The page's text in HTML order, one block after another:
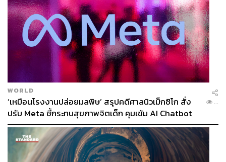
WORLD
‘เหมือนโรงงานปล่อยมลพิษ’ สรุปคดีศาลนิวเม็กซิโก สั่ง
ปรับ Meta ชี้กระทบสุขภาพจิตเด็ก คุมเข้ม AI Chatbot
...